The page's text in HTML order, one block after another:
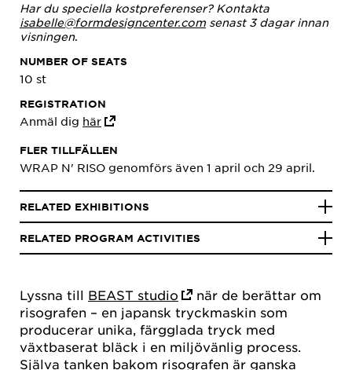
Lyssna till BEAST studio
när de berättar om
risografen – en japansk tryckmaskin som
producerar unika, färgglada tryck med
växtbaserat bläck i en miljövänlig process.
Själva tanken bakom risografen är ganska
Har du speciella kostpreferenser? Kontakta
isabelle@formdesigncenter.com senast 3 dagar innan
visningen.
NUMBER OF SEATS
10 st
REGISTRATION
Anmäl dig här
FLER TILLFÄLLEN
WRAP N' RISO genomförs även 1 april och 29 april.
RELATED EXHIBITIONS
RELATED PROGRAM ACTIVITIES